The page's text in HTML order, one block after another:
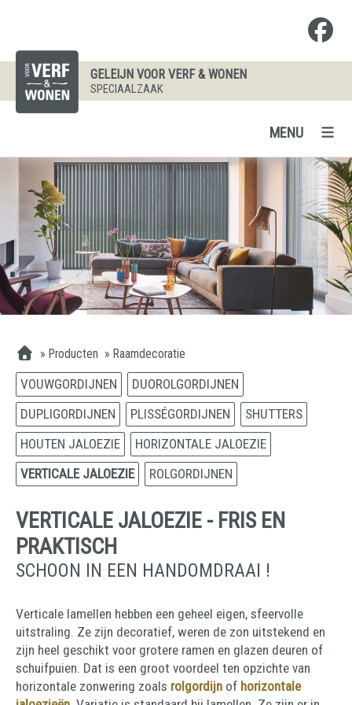
GELEIJN VOOR VERF & WONEN
SPECIAALZAAK
MENU
» Producten » Raamdecoratie
VOUWGORDIJNEN
DUOROLGORDIJNEN
DUPLIGORDIJNEN
PLISSÉGORDIJNEN
SHUTTERS
HOUTEN JALOEZIE
HORIZONTALE JALOEZIE
VERTICALE JALOEZIE
ROLGORDIJNEN
VERTICALE JALOEZIE - FRIS EN
PRAKTISCH
SCHOON IN EEN HANDOMDRAAI !
Verticale lamellen hebben een geheel eigen, sfeervolle
uitstraling. Ze zijn decoratief, weren de zon uitstekend en
zijn heel geschikt voor grotere ramen en glazen deuren of
schuifpuien. Dat is een groot voordeel ten opzichte van
horizontale zonwering zoals rolgordijn of horizontale